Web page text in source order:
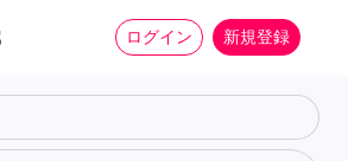
ログイン 新規登録